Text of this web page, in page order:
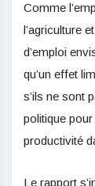
Comme
l’agriculture
d’emploi
qu’un effet
s’ils ne sont
politique
productivité
Le rapport